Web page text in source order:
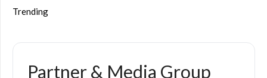
Trending
Partner & Media Group